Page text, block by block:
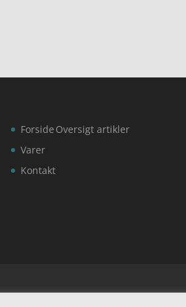
Forside
Varer
Kontakt
Oversigt artikler